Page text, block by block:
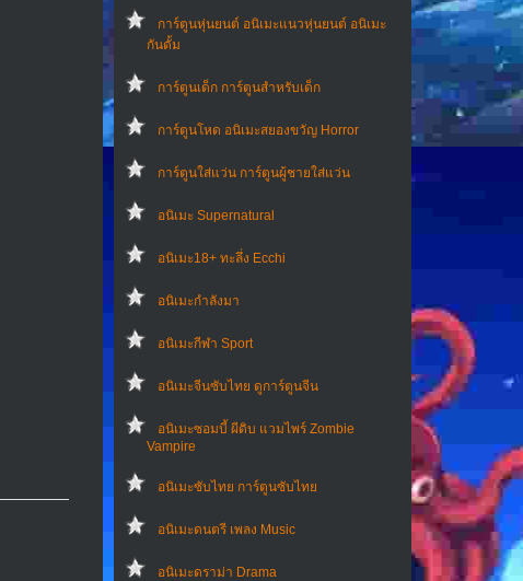
การ์ตูนหุ่นยนต์ อนิเมะแนวหุ่นยนต์ อนิเมะ
กันดั้ม
การ์ตูนเด็ก การ์ตูนสำหรับเด็ก
การ์ตูนโหด อนิเมะสยองขวัญ Horror
การ์ตูนใส่แว่น การ์ตูนผู้ชายใส่แว่น
อนิเมะ Supernatural
อนิเมะ18+ ทะลึ่ง Ecchi
อนิเมะกำลังมา
อนิเมะกีฬา Sport
อนิเมะจีนซับไทย ดูการ์ตูนจีน
อนิเมะซอมบี้ ผีดิบ แวมไพร์ Zombie
Vampire
อนิเมะซับไทย การ์ตูนซับไทย
อนิเมะดนตรี เพลง Music
อนิเมะดราม่า Drama